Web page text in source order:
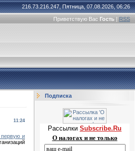
216.73.216.247, Пятница, 07.08.2026, 06:26
Приветствую Вас Гость | RSS
11:24
первую и
Подписка
Рассылки Subscribe.Ru
О налогах и не только